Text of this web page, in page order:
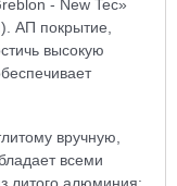
- New Tec»
АП покрытие,
высокую
вручную,
всеми